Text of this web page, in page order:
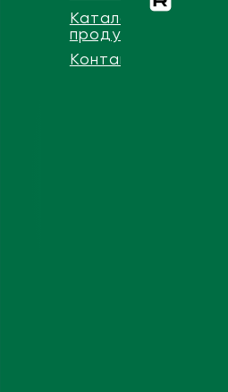
Каталог
продукции
Контакты